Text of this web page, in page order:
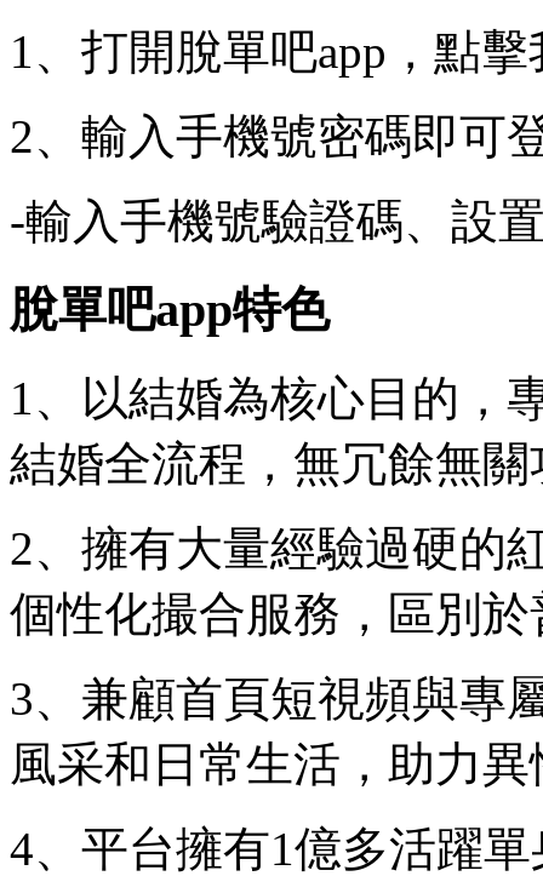
1、打開脫單吧app，點
2、輸入手機號密碼即可
-輸入手機號驗證碼、設
脫單吧app特色
1、以結婚為核心目的，
結婚全流程，無冗餘無關
2、擁有大量經驗過硬的
個性化撮合服務，區別於
3、兼顧首頁短視頻與專
風采和日常生活，助力
4、平台擁有1億多活躍